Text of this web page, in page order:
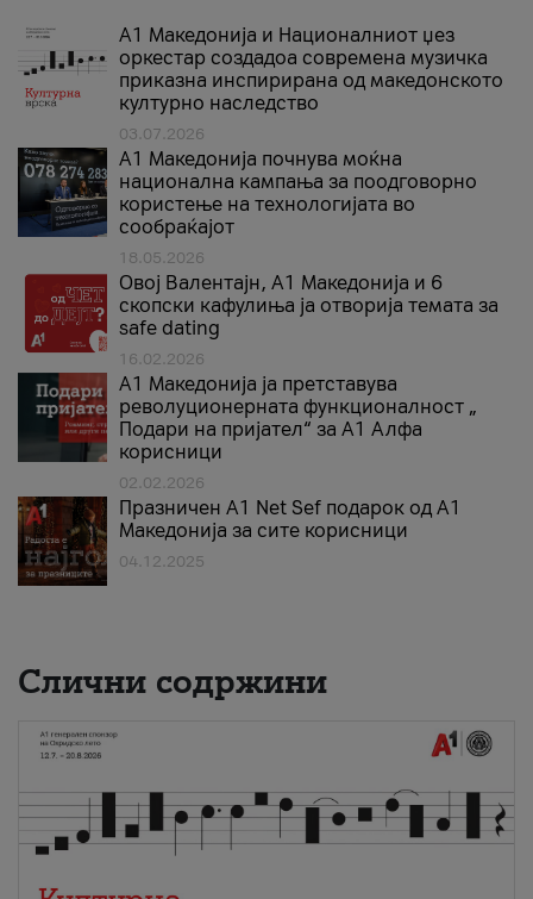
А1 Македонија и Националниот џез
оркестар создадоа современа музичка
приказна инспирирана од македонското
културно наследство
03.07.2026
A1 Македонија почнува моќна
национална кампања за поодговорно
користење на технологијата во
сообраќајот
18.05.2026
Овој Валентајн, A1 Македонија и 6
скопски кафулиња ја отворија темата за
safe dating
16.02.2026
А1 Македонија ја претставува
револуционерната функционалност „
Подари на пријател“ за А1 Алфа
корисници
02.02.2026
Празничен A1 Net Sеf подарок од А1
Македонија за сите корисници
04.12.2025
Слични содржини